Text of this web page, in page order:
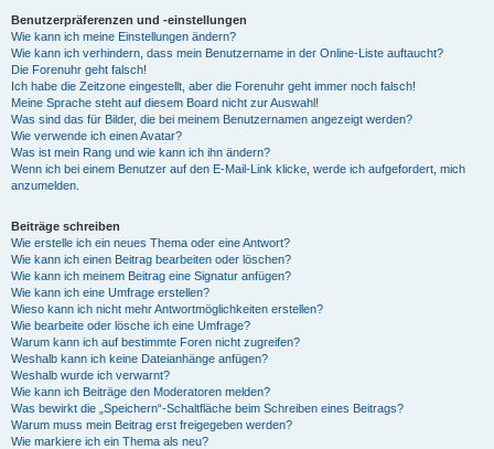
Benutzerpräferenzen und -einstellungen
Wie kann ich meine Einstellungen ändern?
Wie kann ich verhindern, dass mein Benutzername in der Online-Liste auftaucht?
Die Forenuhr geht falsch!
Ich habe die Zeitzone eingestellt, aber die Forenuhr geht immer noch falsch!
Meine Sprache steht auf diesem Board nicht zur Auswahl!
Was sind das für Bilder, die bei meinem Benutzernamen angezeigt werden?
Wie verwende ich einen Avatar?
Was ist mein Rang und wie kann ich ihn ändern?
Wenn ich bei einem Benutzer auf den E-Mail-Link klicke, werde ich aufgefordert, mich
anzumelden.
Beiträge schreiben
Wie erstelle ich ein neues Thema oder eine Antwort?
Wie kann ich einen Beitrag bearbeiten oder löschen?
Wie kann ich meinem Beitrag eine Signatur anfügen?
Wie kann ich eine Umfrage erstellen?
Wieso kann ich nicht mehr Antwortmöglichkeiten erstellen?
Wie bearbeite oder lösche ich eine Umfrage?
Warum kann ich auf bestimmte Foren nicht zugreifen?
Weshalb kann ich keine Dateianhänge anfügen?
Weshalb wurde ich verwarnt?
Wie kann ich Beiträge den Moderatoren melden?
Was bewirkt die „Speichern“-Schaltfläche beim Schreiben eines Beitrags?
Warum muss mein Beitrag erst freigegeben werden?
Wie markiere ich ein Thema als neu?